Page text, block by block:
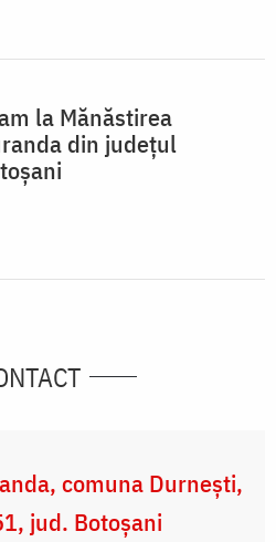
la Mănăstirea
din județul
comuna Durneşti,
jud. Botoşani